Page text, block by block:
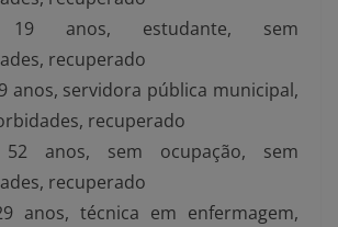
19 anos, estudante, sem
recuperado
anos, servidora pública municipal,
recuperado
52 anos, sem ocupação, sem
recuperado
anos, técnica em enfermagem,